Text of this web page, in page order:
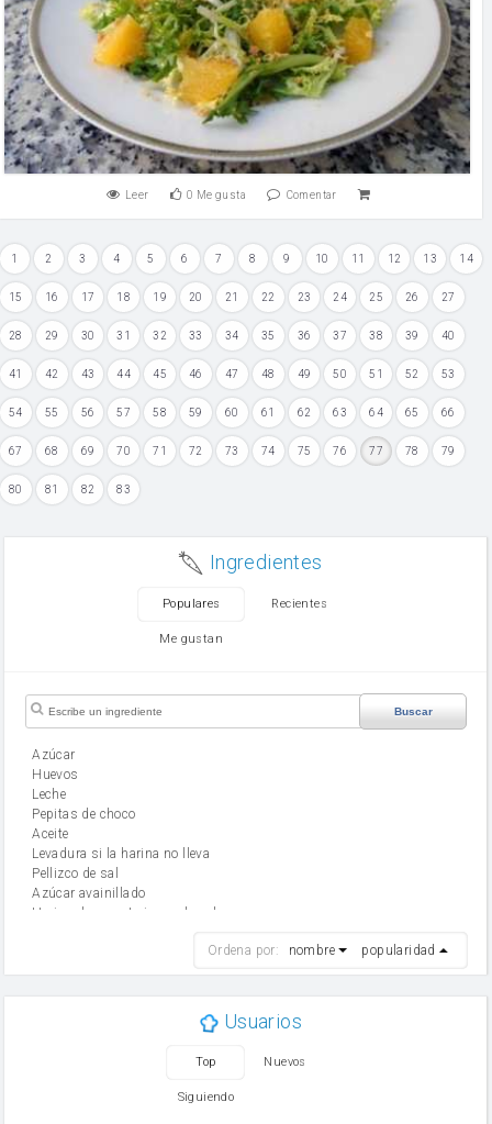
Leer 0 Me gusta Comentar
1 2 3 4 5 6 7 8 9 10 11 12 13 14
15 16 17 18 19 20 21 22 23 24 25 26 27
28 29 30 31 32 33 34 35 36 37 38 39 40
41 42 43 44 45 46 47 48 49 50 51 52 53
54 55 56 57 58 59 60 61 62 63 64 65 66
67 68 69 70 71 72 73 74 75 76 77 78 79
80 81 82 83
Ingredientes
Populares Recientes
Me gustan
Buscar
Azúcar
huevos
leche
Pepitas de choco
aceite
Levadura si la harina no lleva
Pellizco de sal
Azúcar avainillado
Harina de reposteria con levadura
mantequilla
Ordena por: nombre popularidad
Usuarios
Top Nuevos
Siguiendo